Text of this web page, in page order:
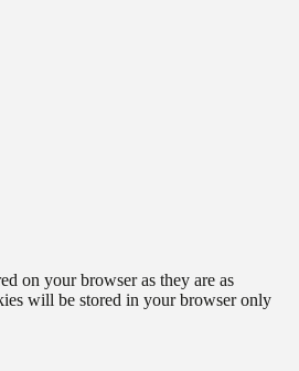
on your browser as they are as
will be stored in your browser only